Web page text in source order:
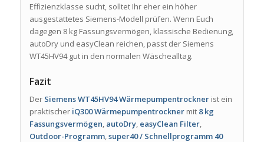
Effizienzklasse sucht, solltet Ihr eher ein höher
ausgestattetes Siemens-Modell prüfen. Wenn Euch
dagegen 8 kg Fassungsvermögen, klassische Bedienung,
autoDry und easyClean reichen, passt der Siemens
WT45HV94 gut in den normalen Wäschealltag.
Fazit
Der Siemens WT45HV94 Wärmepumpentrocknerist ein
praktischer iQ300 Wärmepumpentrocknermit 8 kg
Fassungsvermögen, autoDry, easyClean Filter,
Outdoor-Programm,super40 / Schnellprogramm 40